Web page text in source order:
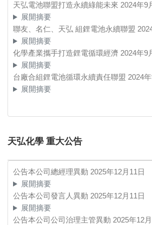
天弘電池聯盟打造永續綠能未來 2024年9
展開摘要
聯友、名仁、天弘 組鋰電池永續聯盟
展開摘要
化學產業攜手打造鋰電循環經濟 2024年9
展開摘要
台廠合組鋰電池循環永續責任聯盟 2024
展開摘要
天弘化學 重大公告
公告本公司總經理異動 2025年12月11日
展開摘要
公告本公司發言人異動 2025年12月11日
展開摘要
公告本公司公司治理主管異動 2025年12